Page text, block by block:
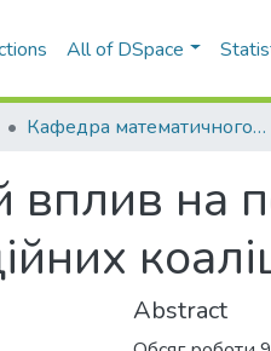
All of DSpace
Кафедра математичного моделювання та аналізу даних (ММАД)
вплив на
Abstract